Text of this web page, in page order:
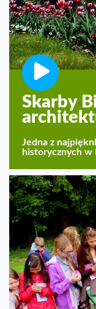
Skarby
Jedna z
historycznych w